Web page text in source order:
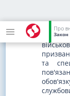
Закон
списку
12)
та